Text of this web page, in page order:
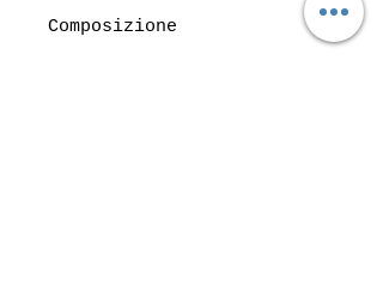
Composizione